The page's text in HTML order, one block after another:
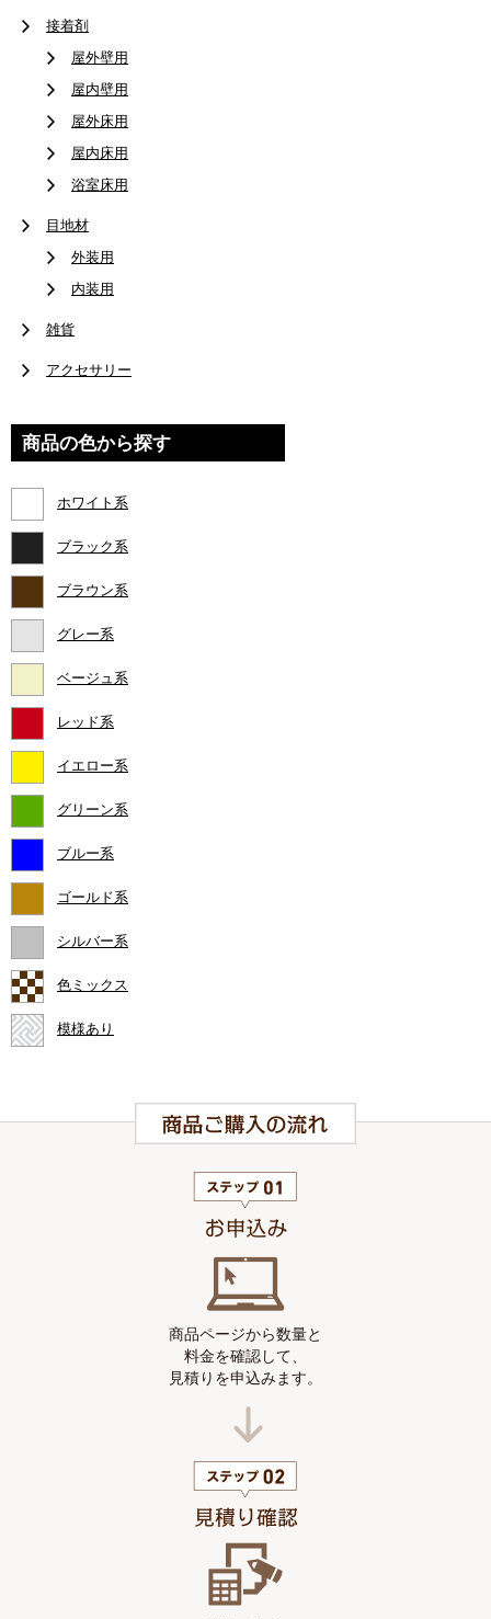
接着剤
屋外壁用
屋内壁用
屋外床用
屋内床用
浴室床用
目地材
外装用
内装用
雑貨
アクセサリー
商品の色から探す
ホワイト系
ブラック系
ブラウン系
グレー系
ベージュ系
レッド系
イエロー系
グリーン系
ブルー系
ゴールド系
シルバー系
色ミックス
模様あり
商品ページから数量と
料金を確認して、
見積りを申込みます。